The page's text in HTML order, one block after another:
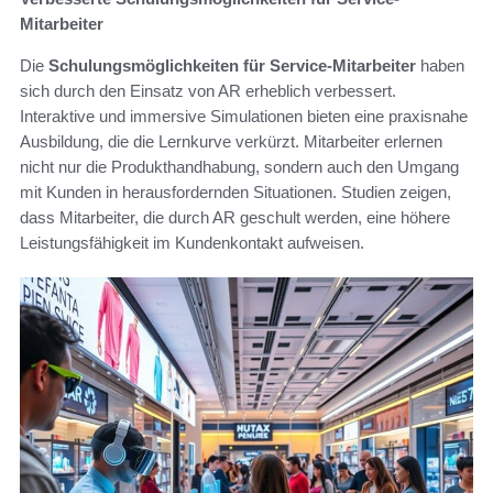
Mitarbeiter
Die Schulungsmöglichkeiten für Service-Mitarbeiter haben
sich durch den Einsatz von AR erheblich verbessert.
Interaktive und immersive Simulationen bieten eine praxisnahe
Ausbildung, die die Lernkurve verkürzt. Mitarbeiter erlernen
nicht nur die Produkthandhabung, sondern auch den Umgang
mit Kunden in herausfordernden Situationen. Studien zeigen,
dass Mitarbeiter, die durch AR geschult werden, eine höhere
Leistungsfähigkeit im Kundenkontakt aufweisen.